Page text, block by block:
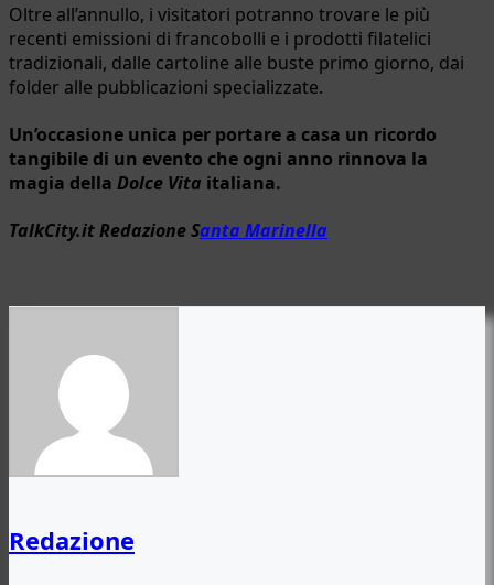
Oltre all’annullo, i visitatori potranno trovare le più
recenti emissioni di francobolli e i prodotti filatelici
tradizionali, dalle cartoline alle buste primo giorno, dai
folder alle pubblicazioni specializzate.
Un’occasione unica per portare a casa un ricordo
tangibile di un evento che ogni anno rinnova la
magia della Dolce Vita italiana.
TalkCity.it Redazione Santa Marinella
Redazione